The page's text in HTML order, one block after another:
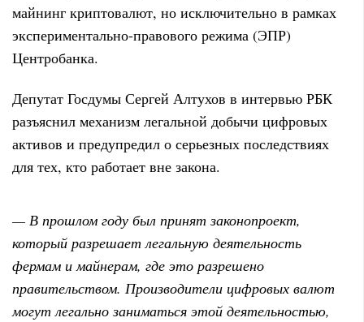
майнинг криптовалют, но исключительно в рамках
экспериментально-правового режима (ЭПР)
Центробанка.
Депутат Госдумы Сергей Алтухов в интервью РБК
разъяснил механизм легальной добычи цифровых
активов и предупредил о серьезных последствиях
для тех, кто работает вне закона.
— В прошлом году был принят законопроект,
который разрешает легальную деятельность
фермам и майнерам, где это разрешено
правительством. Производители цифровых валют
могут легально заниматься этой деятельностью,